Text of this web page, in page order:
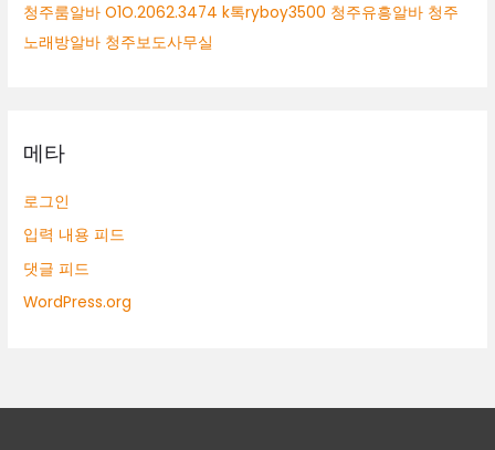
청주룸알바 O1O.2062.3474 k톡ryboy3500 청주유흥알바 청주
노래방알바 청주보도사무실
메타
로그인
입력 내용 피드
댓글 피드
WordPress.org